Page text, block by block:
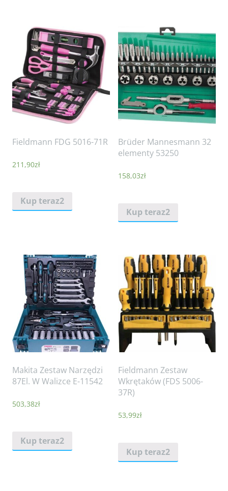
Fieldmann FDG 5016-71R
211,90zł
Kup teraz2
Brüder Mannesmann 32
elementy 53250
158,03zł
Kup teraz2
Makita Zestaw Narzędzi
87El. W Walizce E-11542
503,38zł
Kup teraz2
Fieldmann Zestaw
Wkrętaków (FDS 5006-
37R)
53,99zł
Kup teraz2